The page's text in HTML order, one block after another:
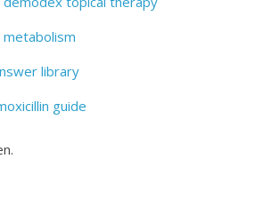
library
guide